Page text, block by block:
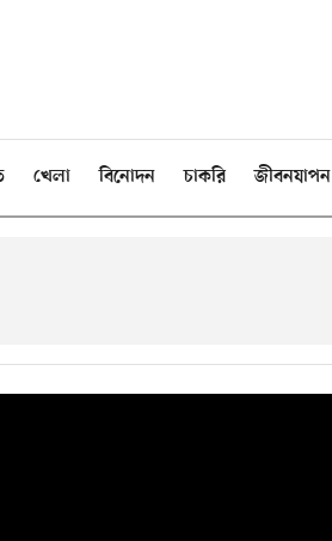
খেলা বিনোদন চাকরি জীবনযাপন